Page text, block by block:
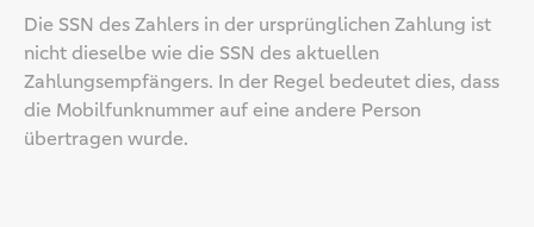
Die SSN des Zahlers in der ursprünglichen Zahlung ist
nicht dieselbe wie die SSN des aktuellen
Zahlungsempfängers. In der Regel bedeutet dies, dass
die Mobilfunknummer auf eine andere Person
übertragen wurde.